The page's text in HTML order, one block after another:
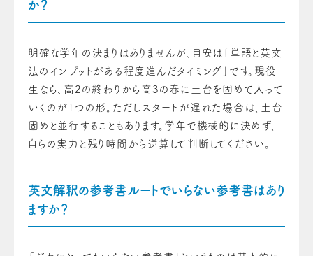
か？
明確な学年の決まりはありませんが、目安は「単語と英文
法のインプットがある程度進んだタイミング」です。現役
生なら、高2の終わりから高3の春に土台を固めて入って
いくのが1つの形。ただしスタートが遅れた場合は、土台
固めと並行することもあります。学年で機械的に決めず、
自らの実力と残り時間から逆算して判断してください。
英文解釈の参考書ルートでいらない参考書はあり
ますか？